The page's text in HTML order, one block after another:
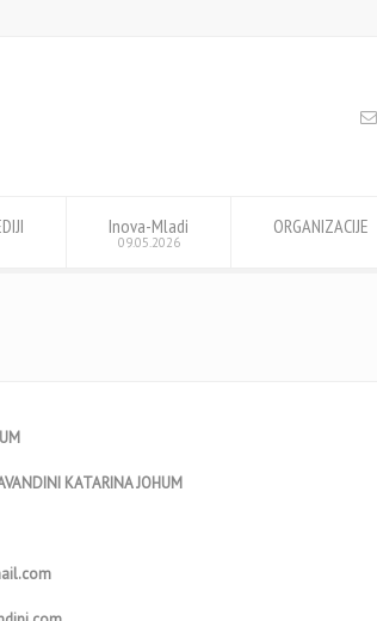
Inova-Mladi
09.05.2026
ORGANIZACIJE
KATARINA JOHUM